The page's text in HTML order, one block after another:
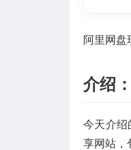
阿里网盘
介绍：
今天介绍
享网站，